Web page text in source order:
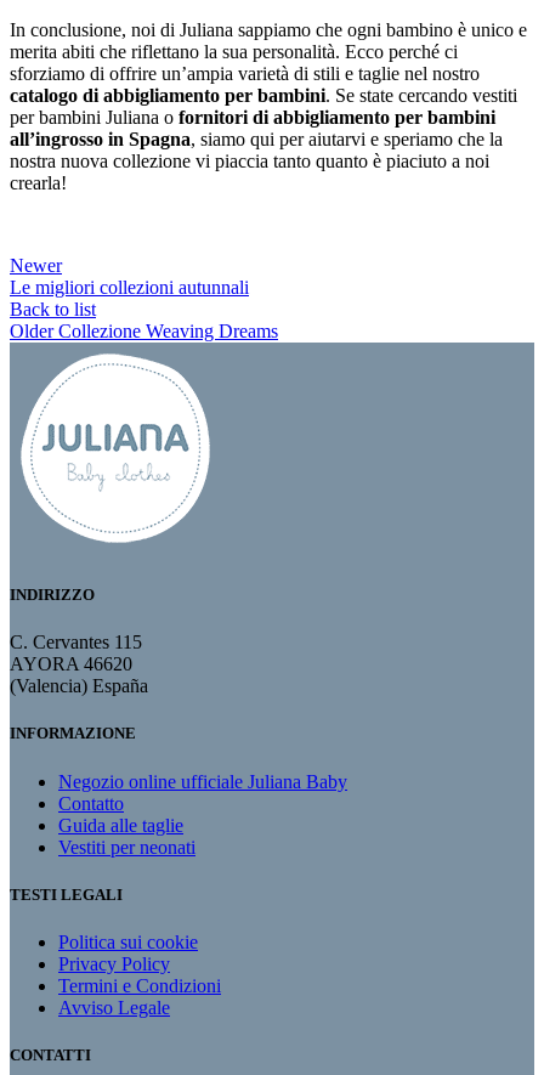
In conclusione, noi di Juliana sappiamo che ogni bambino è unico e
merita abiti che riflettano la sua personalità. Ecco perché ci
sforziamo di offrire un’ampia varietà di stili e taglie nel nostro
catalogo di abbigliamento per bambini. Se state cercando vestiti
per bambini Juliana o fornitori di abbigliamento per bambini
all’ingrosso in Spagna, siamo qui per aiutarvi e speriamo che la
nostra nuova collezione vi piaccia tanto quanto è piaciuto a noi
crearla!
Newer
Le migliori collezioni autunnali
Back to list
Older Collezione Weaving Dreams
INDIRIZZO
C. Cervantes 115
AYORA 46620
(Valencia) España
INFORMAZIONE
Negozio online ufficiale Juliana Baby
Contatto
Guida alle taglie
Vestiti per neonati
TESTI LEGALI
Politica sui cookie
Privacy Policy
Termini e Condizioni
Avviso Legale
CONTATTI